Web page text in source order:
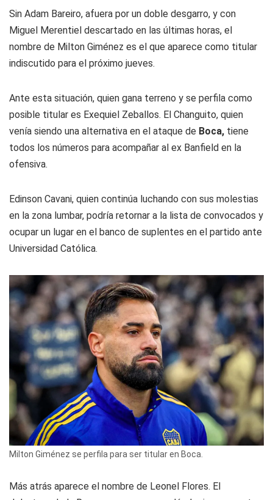
Sin Adam Bareiro, afuera por un doble desgarro, y con
Miguel Merentiel descartado en las últimas horas, el
nombre de Milton Giménez es el que aparece como titular
indiscutido para el próximo jueves.
Ante esta situación, quien gana terreno y se perfila como
posible titular es Exequiel Zeballos. El Changuito, quien
venía siendo una alternativa en el ataque de Boca, tiene
todos los números para acompañar al ex Banfield en la
ofensiva.
Edinson Cavani, quien continúa luchando con sus molestias
en la zona lumbar, podría retornar a la lista de convocados y
ocupar un lugar en el banco de suplentes en el partido ante
Universidad Católica.
Milton Giménez se perfila para ser titular en Boca.
Más atrás aparece el nombre de Leonel Flores. El